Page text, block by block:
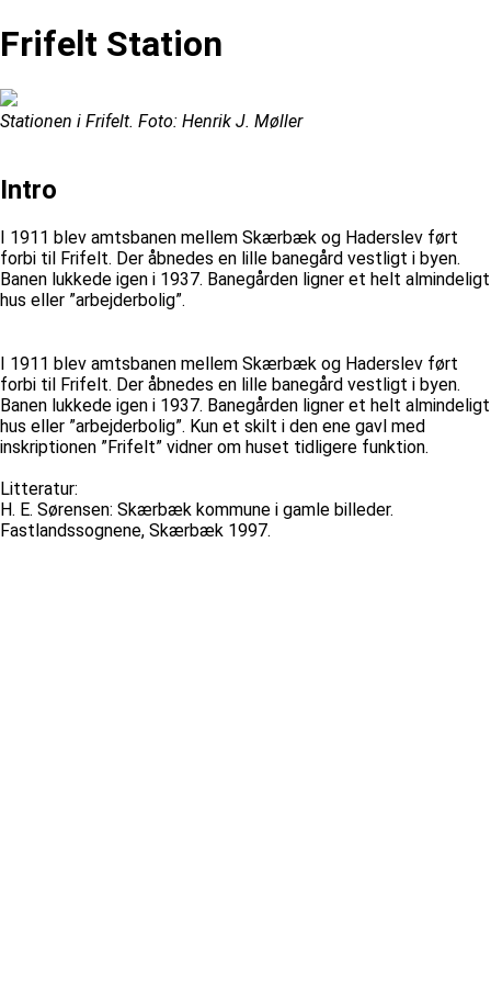
Frifelt Station
Stationen i Frifelt. Foto: Henrik J. Møller
Intro
I 1911 blev amtsbanen mellem Skærbæk og Haderslev ført
forbi til Frifelt. Der åbnedes en lille banegård vestligt i byen.
Banen lukkede igen i 1937. Banegården ligner et helt almindeligt
hus eller ”arbejderbolig”.
I 1911 blev amtsbanen mellem Skærbæk og Haderslev ført
forbi til Frifelt. Der åbnedes en lille banegård vestligt i byen.
Banen lukkede igen i 1937. Banegården ligner et helt almindeligt
hus eller ”arbejderbolig”. Kun et skilt i den ene gavl med
inskriptionen ”Frifelt” vidner om huset tidligere funktion.
Litteratur:
H. E. Sørensen: Skærbæk kommune i gamle billeder.
Fastlandssognene, Skærbæk 1997.